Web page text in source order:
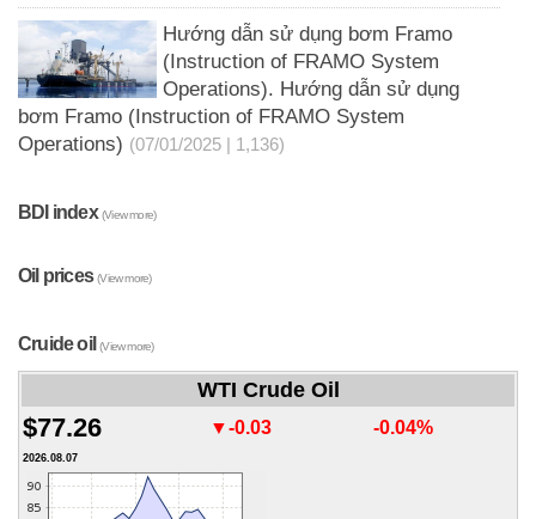
Hướng dẫn sử dụng bơm Framo
(Instruction of FRAMO System
Operations). Hướng dẫn sử dụng
bơm Framo (Instruction of FRAMO System
Operations) (07/01/2025 | 1,136)
BDI index(View more)
Oil prices(View more)
Cruide oil(View more)
WTI Crude Oil
$77.26 ▼-0.03 -0.04%
2026.08.07